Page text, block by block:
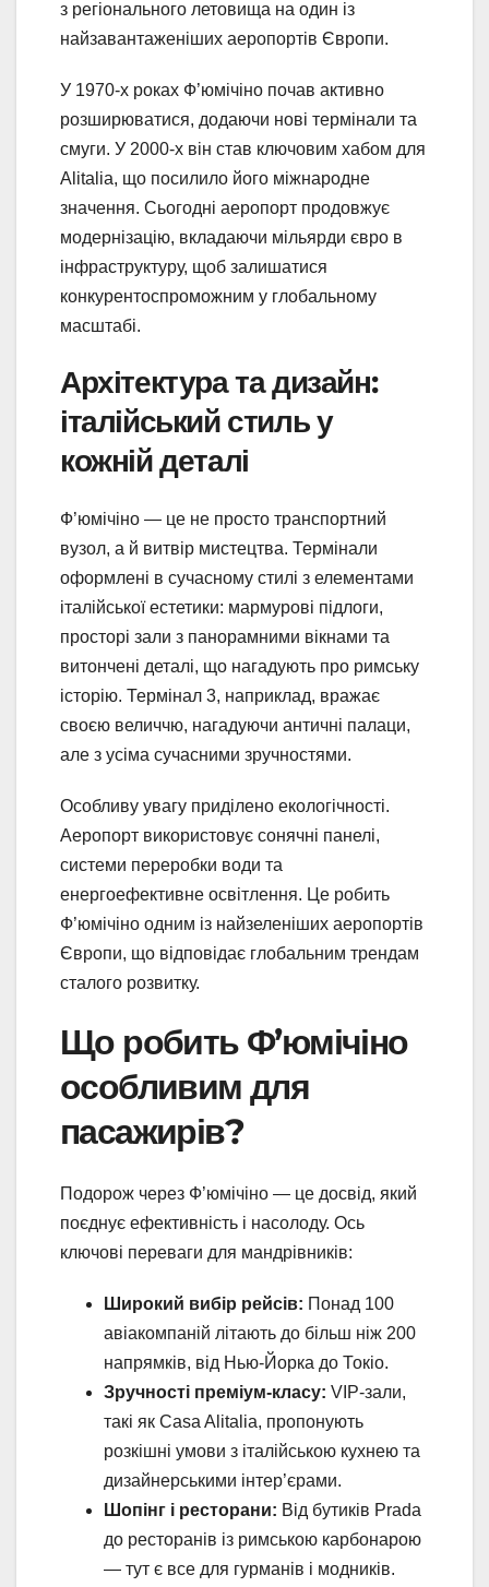
з регіонального летовища на один із
найзавантаженіших аеропортів Європи.
У 1970-х роках Ф’юмічіно почав активно
розширюватися, додаючи нові термінали та
смуги. У 2000-х він став ключовим хабом для
Alitalia, що посилило його міжнародне
значення. Сьогодні аеропорт продовжує
модернізацію, вкладаючи мільярди євро в
інфраструктуру, щоб залишатися
конкурентоспроможним у глобальному
масштабі.
Архітектура та дизайн:
італійський стиль у
кожній деталі
Ф’юмічіно — це не просто транспортний
вузол, а й витвір мистецтва. Термінали
оформлені в сучасному стилі з елементами
італійської естетики: мармурові підлоги,
просторі зали з панорамними вікнами та
витончені деталі, що нагадують про римську
історію. Термінал 3, наприклад, вражає
своєю величчю, нагадуючи античні палаци,
але з усіма сучасними зручностями.
Особливу увагу приділено екологічності.
Аеропорт використовує сонячні панелі,
системи переробки води та
енергоефективне освітлення. Це робить
Ф’юмічіно одним із найзеленіших аеропортів
Європи, що відповідає глобальним трендам
сталого розвитку.
Що робить Ф’юмічіно
особливим для
пасажирів?
Подорож через Ф’юмічіно — це досвід, який
поєднує ефективність і насолоду. Ось
ключові переваги для мандрівників:
Широкий вибір рейсів: Понад 100
авіакомпаній літають до більш ніж 200
напрямків, від Нью-Йорка до Токіо.
Зручності преміум-класу: VIP-зали,
такі як Casa Alitalia, пропонують
розкішні умови з італійською кухнею та
дизайнерськими інтер’єрами.
Шопінг і ресторани: Від бутиків Prada
до ресторанів із римською карбонарою
— тут є все для гурманів і модників.